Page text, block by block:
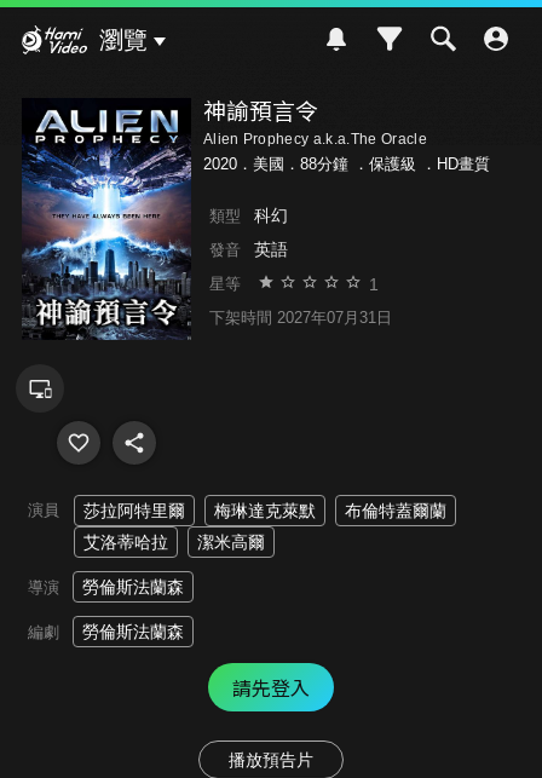
瀏覽
神諭預言令
Alien Prophecy a.k.a.The Oracle
2020．美國．88分鐘 ． 保護級 ．HD畫質
類型 科幻
發音 英語
星等 1
下架時間 2027年07月31日
演員 莎拉阿特里爾 梅琳達克萊默
布倫特蓋爾蘭
艾洛蒂哈拉
潔米高爾
導演 勞倫斯法蘭森
編劇 勞倫斯法蘭森
請先登入
播放預告片